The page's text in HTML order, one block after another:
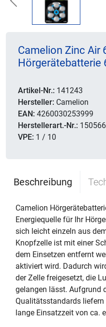
Previous
Camelion Zinc Air
Hörgerätebatterie
Artikel-Nr.: 141243
Hersteller: Camelion
EAN: 4260030253999
Herstellerart.-Nr.:
VPE: 1 / 10
Beschreibung
Camelion
Energiequelle für Ihr
sich leicht einzeln aus
Knopfzelle ist mit einer
dem Einsetzen entfernt
aktiviert wird. Dadurch
der Zelle freigesetzt, die
gelangen lässt. Aufgrund
Qualitätsstandards liefern
lange Einsatzzeit von ca.